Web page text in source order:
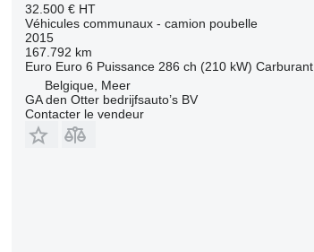
32.500 € HT
Véhicules communaux - camion poubelle
2015
167.792 km
Euro Euro 6 Puissance 286 ch (210 kW) Carburant
Belgique, Meer
GA den Otter bedrijfsauto’s BV
Contacter le vendeur